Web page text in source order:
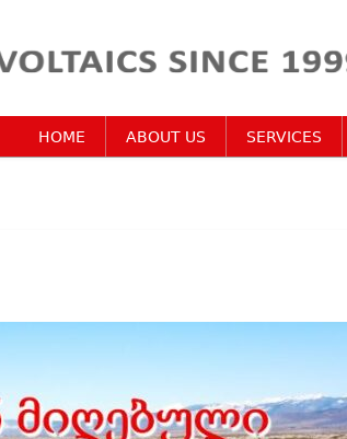
HOME ABOUT US SERVICES